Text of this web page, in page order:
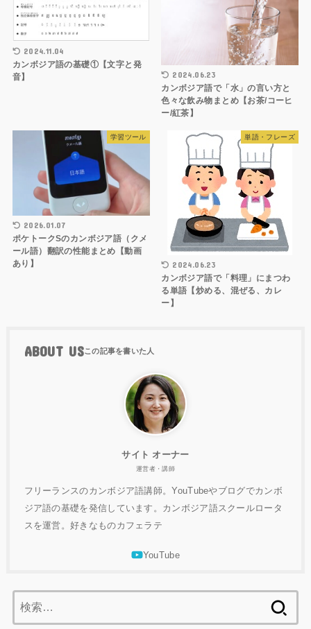
2024.11.04
カンボジア語の基礎①【文字と発
音】
2024.06.23
カンボジア語で「水」の言い方と
色々な飲み物まとめ【お茶/コーヒ
ー/紅茶】
学習ツール
2026.01.07
ポケトークSのカンボジア語（クメ
ール語）翻訳の性能まとめ【動画
あり】
単語・フレーズ
2024.06.23
カンボジア語で「料理」にまつわ
る単語【炒める、混ぜる、カレ
ー】
ABOUT US
サイト オーナー
運営者・講師
フリーランスのカンボジア語講師。YouTubeやブログでカンボ
ジア語の基礎を発信しています。カンボジア語スクールロータ
スを運営。好きなものカフェラテ
索: